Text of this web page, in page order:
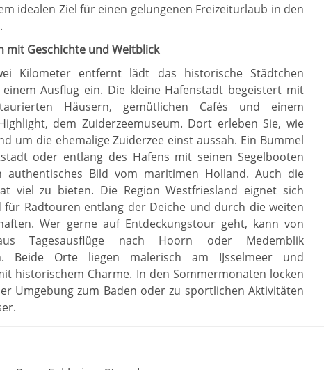
idealen Ziel für einen gelungenen Freizeiturlaub in den
mit Geschichte und Weitblick
Kilometer entfernt lädt das historische Städtchen
einem Ausflug ein. Die kleine Hafenstadt begeistert mit
Häusern, gemütlichen Cafés und einem
dem Zuiderzeemuseum. Dort erleben Sie, wie
um die ehemalige Zuiderzee einst aussah. Ein Bummel
oder entlang des Hafens mit seinen Segelbooten
authentisches Bild vom maritimen Holland. Auch die
viel zu bieten. Die Region Westfriesland eignet sich
für Radtouren entlang der Deiche und durch die weiten
Wer gerne auf Entdeckungstour geht, kann von
Tagesausflüge nach Hoorn oder Medemblik
Beide Orte liegen malerisch am IJsselmeer und
historischem Charme. In den Sommermonaten locken
Umgebung zum Baden oder zu sportlichen Aktivitäten